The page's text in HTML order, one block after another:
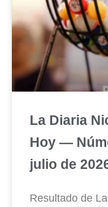
La Diaria
Hoy —
julio de
Resultado de